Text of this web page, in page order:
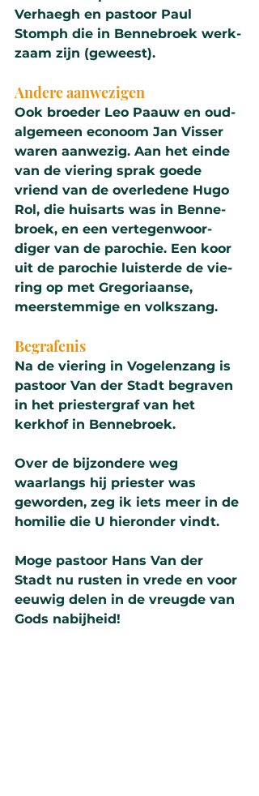
Verhaegh en pastoor Paul
Stomph die in Benne­broek werk­
zaam zijn (geweest).
Andere aanwe­zigen
Ook broe­der Leo Paauw en oud-
alge­meen econoom Jan Visser
waren aanwe­zig. Aan het einde
van de vie­ring sprak goede
vriend van de over­le­de­ne Hugo
Rol, die huisarts was in Benne­
broek, en een ver­te­gen­woor­
diger van de pa­ro­chie. Een koor
uit de pa­ro­chie luisterde de vie­
ring op met Gre­go­ri­aanse,
meerstemmige en volkszang.
Begrafenis
Na de vie­ring in Vo­ge­len­zang is
pastoor Van der Stadt begraven
in het pries­tergraf van het
kerkhof in Benne­broek.
Over de bij­zon­dere weg
waarlangs hij pries­ter was
gewor­den, zeg ik iets meer in de
homilie die U hier­on­der vindt.
Moge pastoor Hans Van der
Stadt nu rusten in vrede en voor
eeuwig delen in de vreugde van
Gods nabij­heid!